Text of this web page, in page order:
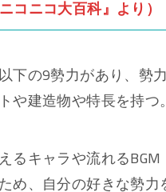
ニコ大百科』より）
下の9勢力があり、勢
や建造物や特長を持つ。
るキャラや流れる
め、自分の好きな勢力